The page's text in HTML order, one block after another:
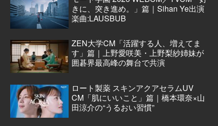
きに、突き進め。」篇｜Sihan Ye出演
楽曲:LAUSBUB
ZEN大学CM「活躍する人、増えてま
す」篇｜上野愛咲美・上野梨紗姉妹が
囲碁界最高峰の舞台で共演
ロート製薬 スキンアクアセラムUV
CM「肌にいいこと」篇｜橋本環奈×山
田涼介の“うるおい習慣”